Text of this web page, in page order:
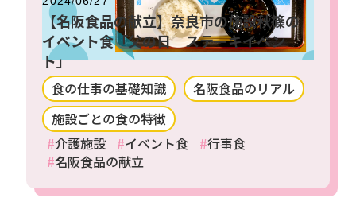
【名阪食品の献立】奈良市の施設秋篠の
イベント食「父の日 ステーキイベン
ト」
食の仕事の基礎知識
名阪食品のリアル
施設ごとの食の特徴
介護施設
イベント食
行事食
名阪食品の献立